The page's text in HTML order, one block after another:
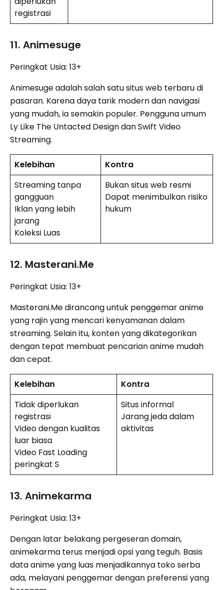
registrasi
11. Animesuge
Peringkat Usia: 13+
Animesuge adalah salah satu situs web terbaru di
pasaran. Karena daya tarik modern dan navigasi
yang mudah, ia semakin populer. Pengguna umum
Ly Like The Untacted Design dan Swift Video
Streaming.
Kelebihan
Kontra
Streaming tanpa
gangguan
Iklan yang lebih
jarang
Koleksi Luas
Bukan situs web resmi
Dapat menimbulkan risiko
hukum
12. Masterani.Me
Peringkat Usia: 13+
Masterani.Me dirancang untuk penggemar anime
yang rajin yang mencari kenyamanan dalam
streaming. Selain itu, konten yang dikategorikan
dengan tepat membuat pencarian anime mudah
dan cepat.
Kelebihan
Kontra
Tidak diperlukan
registrasi
Video dengan kualitas
luar biasa
Video Fast Loading
peringkat S
Situs informal
Jarang jeda dalam
aktivitas
13. Animekarma
Peringkat Usia: 13+
Dengan latar belakang pergeseran domain,
animekarma terus menjadi opsi yang teguh. Basis
data anime yang luas menjadikannya toko serba
ada, melayani penggemar dengan preferensi yang